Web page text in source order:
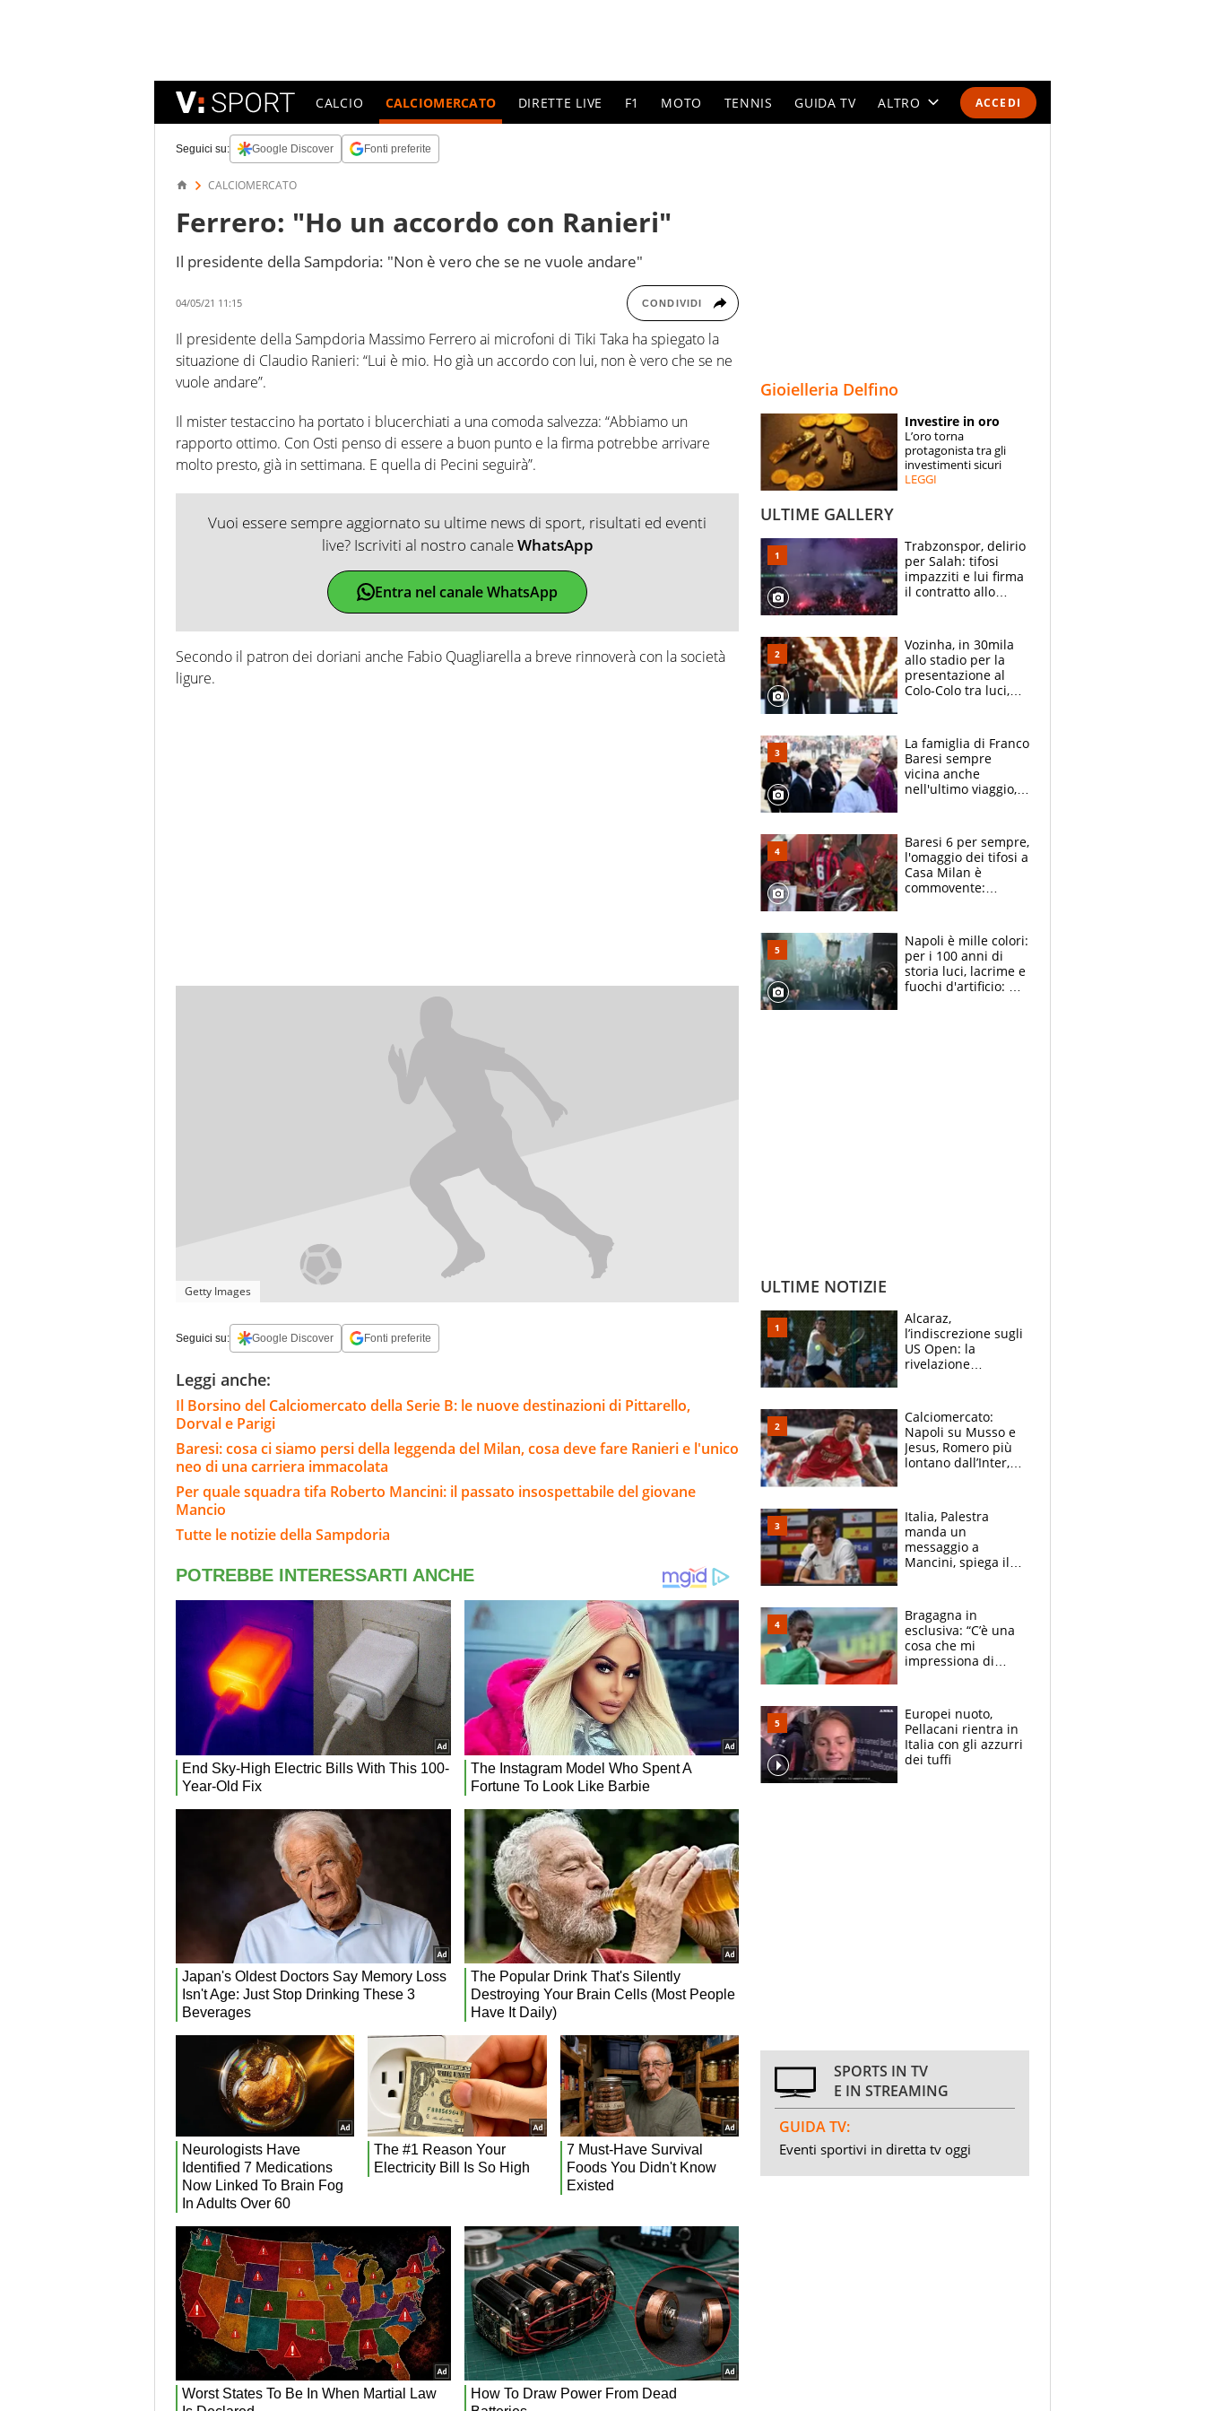
ACCEDI
CALCIO CALCIOMERCATO DIRETTE LIVE F1 MOTO TENNIS GUIDA TV ALTRO
SPECIALI
ESPERTI
Seguici su: Google Discover Fonti preferite
CALCIOMERCATO
Ferrero: "Ho un accordo con Ranieri"
Il presidente della Sampdoria: "Non è vero che se ne vuole andare"
04/05/21 11:15 CONDIVIDI
Il presidente della Sampdoria Massimo Ferrero ai microfoni di Tiki Taka ha spiegato la
situazione di Claudio Ranieri: “Lui è mio. Ho già un accordo con lui, non è vero che se ne
vuole andare”.
Il mister testaccino ha portato i blucerchiati a una comoda salvezza: “Abbiamo un
rapporto ottimo. Con Osti penso di essere a buon punto e la firma potrebbe arrivare
molto presto, già in settimana. E quella di Pecini seguirà”.
Vuoi essere sempre aggiornato su ultime news di sport, risultati ed eventi
live? Iscriviti al nostro canaleWhatsApp
Entra nel canale WhatsApp
Secondo il patron dei doriani anche Fabio Quagliarella a breve rinnoverà con la società
ligure.
Getty Images
Seguici su: Google Discover Fonti preferite
Leggi anche:
Il Borsino del Calciomercato della Serie B: le nuove destinazioni di Pittarello,
Dorval e Parigi
Baresi: cosa ci siamo persi della leggenda del Milan, cosa deve fare Ranieri e l'unico
neo di una carriera immacolata
Per quale squadra tifa Roberto Mancini: il passato insospettabile del giovane
Mancio
Tutte le notizie della Sampdoria
Gioielleria Delfino
Investire in oro
L’oro torna
protagonista tra gli
investimenti sicuri
LEGGI
ULTIME GALLERY
Trabzonspor, delirio
per Salah: tifosi
impazziti e lui firma
il contratto allo
Vozinha, in 30mila
allo stadio per la
presentazione al
Colo-Colo tra luci,
La famiglia di Franco
Baresi sempre
vicina anche
nell'ultimo viaggio,
circondati
dall'affetto dei tifosi
Baresi 6 per sempre,
l'omaggio dei tifosi a
Casa Milan è
commovente:
bigliettini
Napoli è mille colori:
per i 100 anni di
storia luci, lacrime e
fuochi d'artificio: De
ULTIME NOTIZIE
Alcaraz,
l’indiscrezione sugli
US Open: la
rivelazione
B. Rune verso la
rinuncia
Calciomercato:
Napoli su Musso e
Jesus, Romero più
lontano dall’Inter,
tabellone
Italia, Palestra
manda un
messaggio a
Mancini, spiega il
l'alleanza con
Donnarumma
Bragagna in
esclusiva: “C’è una
cosa che mi
impressiona di
E svela la sorpresa
agli Europei
Europei nuoto,
Pellacani rientra in
Italia con gli azzurri
dei tuffi
SPORTS IN TV
E IN STREAMING
GUIDA TV:
Eventi sportivi in diretta tv oggi